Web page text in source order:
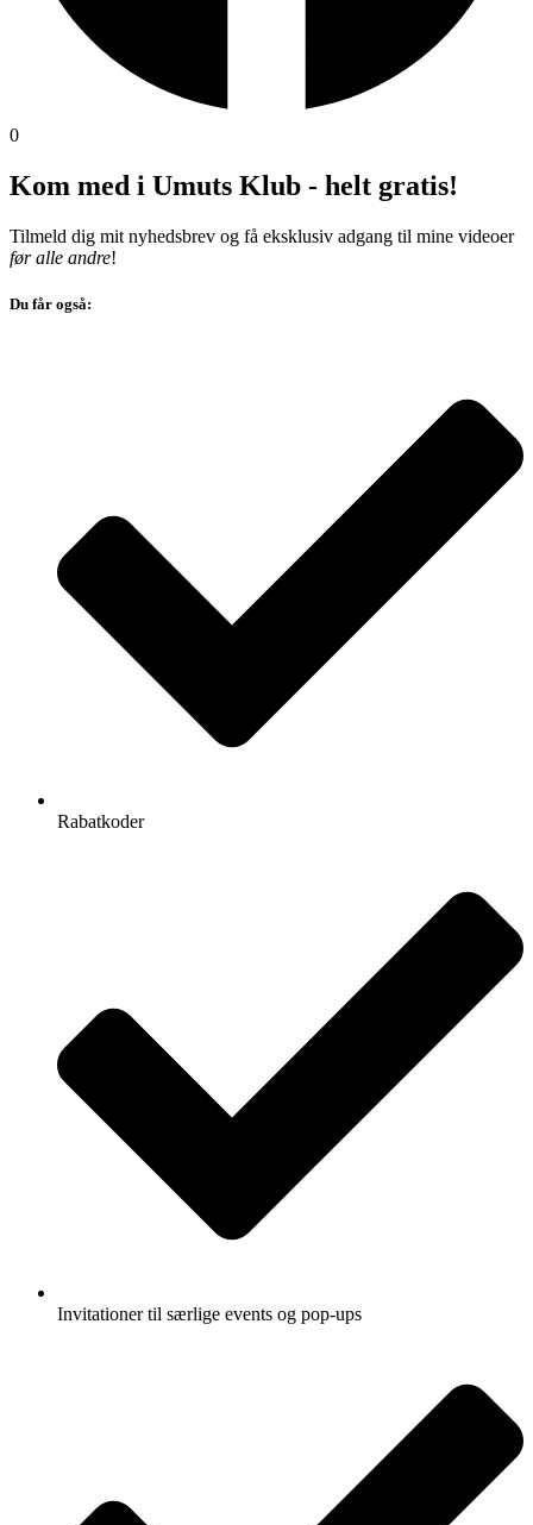
0
Kom med i Umuts Klub - helt gratis!
Tilmeld dig mit nyhedsbrev og få eksklusiv adgang til mine videoer
før alle andre!
Du får også:
Rabatkoder
Invitationer til særlige events og pop-ups